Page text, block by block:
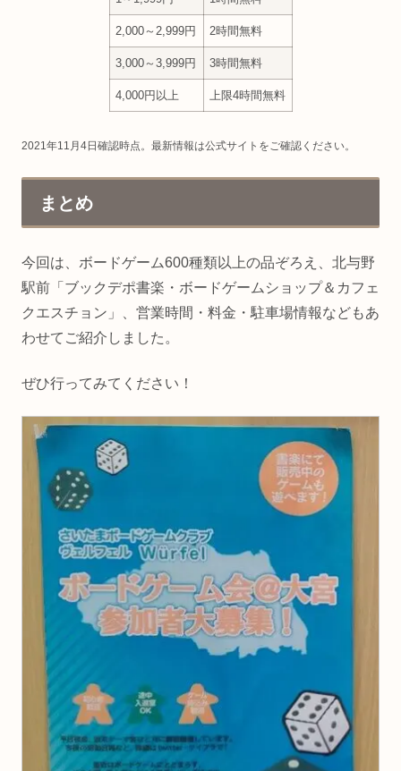
2,000～2,999円 2時間無料
3,000～3,999円 3時間無料
4,000円以上 上限4時間無料
2021年11月4日確認時点。最新情報は公式サイトをご確認ください。
まとめ
今回は、ボードゲーム600種類以上の品ぞろえ、北与野
駅前「ブックデポ書楽・ボードゲームショップ＆カフェ
クエスチョン」、営業時間・料金・駐車場情報などもあ
わせてご紹介しました。
ぜひ行ってみてください！